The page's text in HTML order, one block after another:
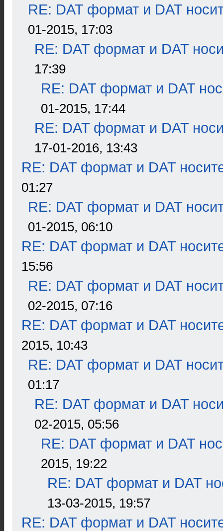
RE: DAT формат и DAT
01-2015, 17:03
RE: DAT формат и DAT
17:39
RE: DAT формат и DAT
01-2015, 17:44
RE: DAT формат и DAT
17-01-2016, 13:43
RE: DAT формат и DAT
01:27
RE: DAT формат и DAT
01-2015, 06:10
RE: DAT формат и DAT
15:56
RE: DAT формат и DAT
02-2015, 07:16
RE: DAT формат и DAT
2015, 10:43
RE: DAT формат и DAT
01:17
RE: DAT формат и DAT
02-2015, 05:56
RE: DAT формат и DAT
2015, 19:22
RE: DAT формат и DAT
13-03-2015, 19:57
RE: DAT формат и DAT